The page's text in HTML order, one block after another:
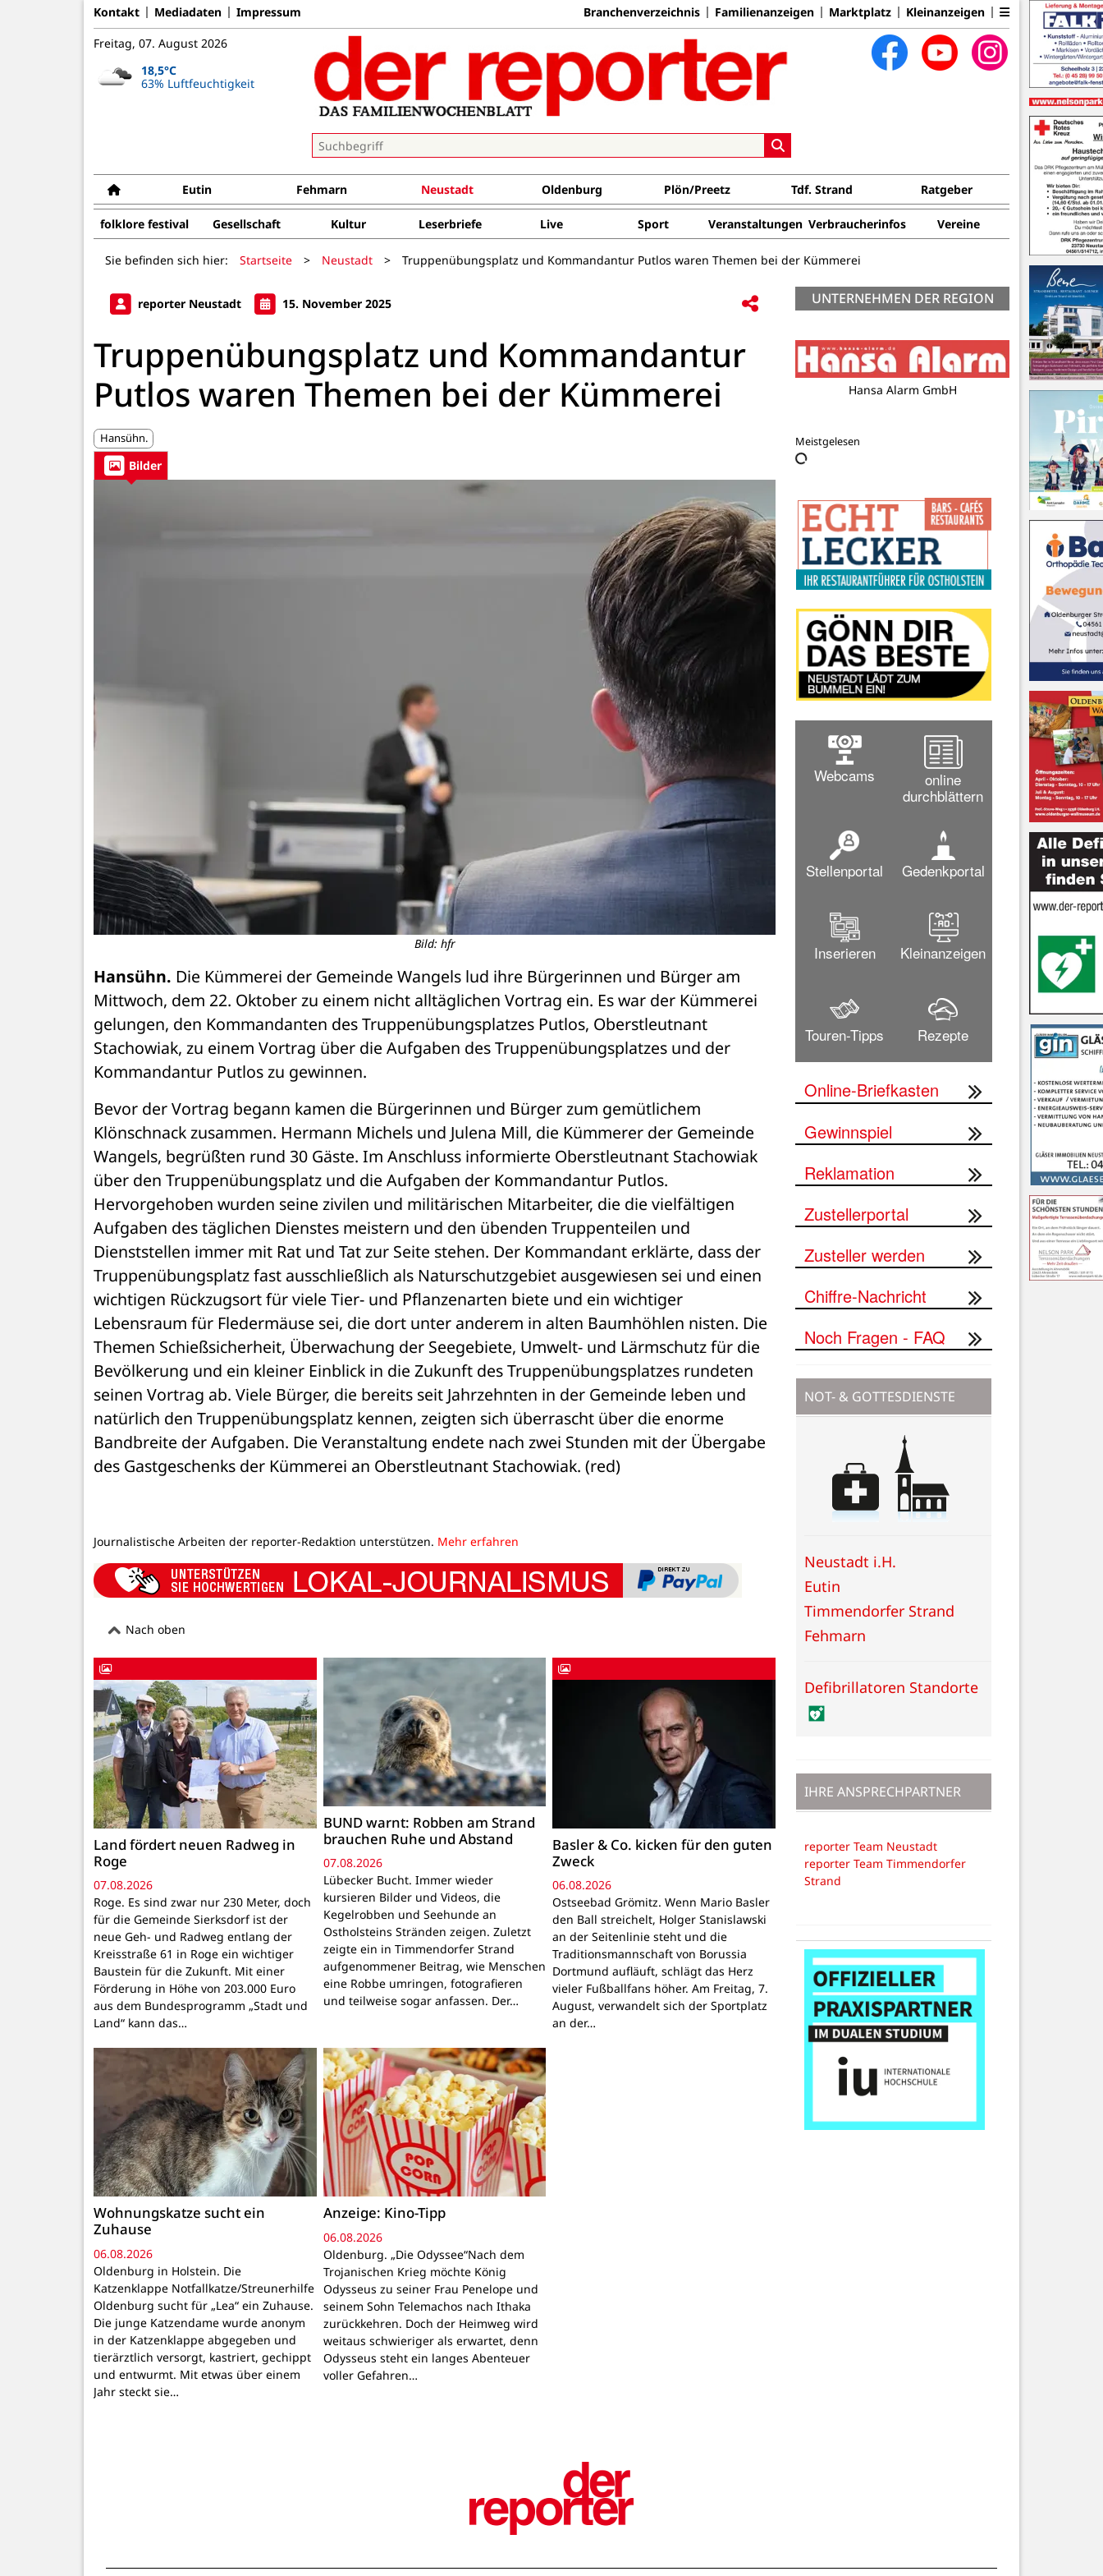
Kontakt Mediadaten Impressum Branchenverzeichnis Familienanzeigen Marktplatz Kleinanzeigen
Freitag, 07. August 2026
18,5°C
63% Luftfeuchtigkeit
Eutin Fehmarn Neustadt Oldenburg Plön/Preetz Tdf. Strand Ratgeber
folklore festival Gesellschaft Kultur Leserbriefe Live Sport Veranstaltungen Verbraucherinfos Vereine
Sie befinden sich hier: Startseite > Neustadt > Truppenübungsplatz und Kommandantur Putlos waren Themen bei der Kümmerei
reporter Neustadt 15. November 2025
Truppenübungsplatz und Kommandantur
Putlos waren Themen bei der Kümmerei
Hansühn.
Bilder
Bild: hfr
Hansühn. Die Kümmerei der Gemeinde Wangels lud ihre Bürgerinnen und Bürger am
Mittwoch, dem 22. Oktober zu einem nicht alltäglichen Vortrag ein. Es war der Kümmerei
gelungen, den Kommandanten des Truppenübungsplatzes Putlos, Oberstleutnant
Stachowiak, zu einem Vortrag über die Aufgaben des Truppenübungsplatzes und der
Kommandantur Putlos zu gewinnen.
Bevor der Vortrag begann kamen die Bürgerinnen und Bürger zum gemütlichem
Klönschnack zusammen. Hermann Michels und Julena Mill, die Kümmerer der Gemeinde
Wangels, begrüßten rund 30 Gäste. Im Anschluss informierte Oberstleutnant Stachowiak
über den Truppenübungsplatz und die Aufgaben der Kommandantur Putlos.
Hervorgehoben wurden seine zivilen und militärischen Mitarbeiter, die die vielfältigen
Aufgaben des täglichen Dienstes meistern und den übenden Truppenteilen und
Dienststellen immer mit Rat und Tat zur Seite stehen. Der Kommandant erklärte, dass der
Truppenübungsplatz fast ausschließlich als Naturschutzgebiet ausgewiesen sei und einen
wichtigen Rückzugsort für viele Tier- und Pflanzenarten biete und ein wichtiger
Lebensraum für Fledermäuse sei, die dort unter anderem in alten Baumhöhlen nisten. Die
Themen Schießsicherheit, Überwachung der Seegebiete, Umwelt- und Lärmschutz für die
Bevölkerung und ein kleiner Einblick in die Zukunft des Truppenübungsplatzes rundeten
seinen Vortrag ab. Viele Bürger, die bereits seit Jahrzehnten in der Gemeinde leben und
natürlich den Truppenübungsplatz kennen, zeigten sich überrascht über die enorme
Bandbreite der Aufgaben. Die Veranstaltung endete nach zwei Stunden mit der Übergabe
des Gastgeschenks der Kümmerei an Oberstleutnant Stachowiak. (red)
Journalistische Arbeiten der reporter-Redaktion unterstützen. Mehr erfahren
Nach oben
Land fördert neuen Radweg in
Roge
07.08.2026
Roge. Es sind zwar nur 230 Meter, doch
für die Gemeinde Sierksdorf ist der
neue Geh- und Radweg entlang der
Kreisstraße 61 in Roge ein wichtiger
Baustein für die Zukunft. Mit einer
Förderung in Höhe von 203.000 Euro
aus dem Bundesprogramm „Stadt und
Land“ kann das…
BUND warnt: Robben am Strand
brauchen Ruhe und Abstand
07.08.2026
Lübecker Bucht. Immer wieder
kursieren Bilder und Videos, die
Kegelrobben und Seehunde an
Ostholsteins Stränden zeigen. Zuletzt
zeigte ein in Timmendorfer Strand
aufgenommener Beitrag, wie Menschen
eine Robbe umringen, fotografieren
und teilweise sogar anfassen. Der…
Basler & Co. kicken für den guten
Zweck
06.08.2026
Ostseebad Grömitz. Wenn Mario Basler
den Ball streichelt, Holger Stanislawski
an der Seitenlinie steht und die
Traditionsmannschaft von Borussia
Dortmund aufläuft, schlägt das Herz
vieler Fußballfans höher. Am Freitag, 7.
August, verwandelt sich der Sportplatz
an der…
Wohnungskatze sucht ein
Zuhause
06.08.2026
Oldenburg in Holstein. Die
Katzenklappe Notfallkatze/Streunerhilfe
Oldenburg sucht für „Lea“ ein Zuhause.
Die junge Katzendame wurde anonym
in der Katzenklappe abgegeben und
tierärztlich versorgt, kastriert, gechippt
und entwurmt. Mit etwas über einem
Jahr steckt sie…
Anzeige: Kino-Tipp
06.08.2026
Oldenburg. „Die Odyssee“Nach dem
Trojanischen Krieg möchte König
Odysseus zu seiner Frau Penelope und
seinem Sohn Telemachos nach Ithaka
zurückkehren. Doch der Heimweg wird
weitaus schwieriger als erwartet, denn
Odysseus steht ein langes Abenteuer
voller Gefahren…
UNTERNEHMEN DER REGION
Meistgelesen
Webcams
online
durchblättern
Stellenportal Gedenkportal
Inserieren Kleinanzeigen
Touren-Tipps Rezepte
Online-Briefkasten
Gewinnspiel
Reklamation
Zustellerportal
Zusteller werden
Chiffre-Nachricht
Noch Fragen - FAQ
NOT- & GOTTESDIENSTE
Neustadt i.H.
Eutin
Timmendorfer Strand
Fehmarn
Defibrillatoren Standorte
IHRE ANSPRECHPARTNER
reporter Team Neustadt
reporter Team Timmendorfer
Strand